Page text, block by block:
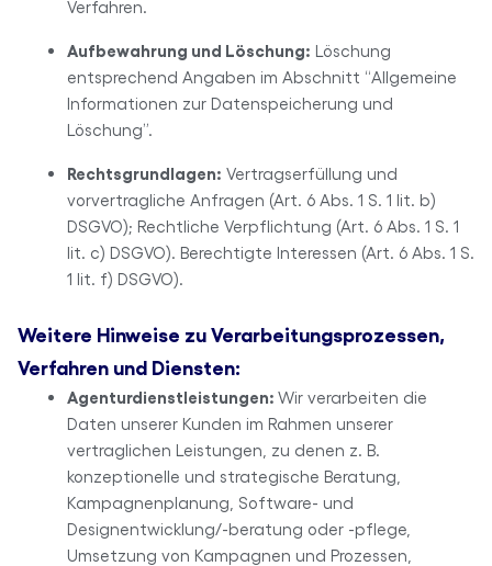
Verfahren.
Aufbewahrung und Löschung: Löschung
entsprechend Angaben im Abschnitt “Allgemeine
Informationen zur Datenspeicherung und
Löschung”.
Rechtsgrundlagen: Vertragserfüllung und
vorvertragliche Anfragen (Art. 6 Abs. 1 S. 1 lit. b)
DSGVO); Rechtliche Verpflichtung (Art. 6 Abs. 1 S. 1
lit. c) DSGVO). Berechtigte Interessen (Art. 6 Abs. 1 S.
1 lit. f) DSGVO).
Weitere Hinweise zu Verarbeitungsprozessen,
Verfahren und Diensten:
Agenturdienstleistungen: Wir verarbeiten die
Daten unserer Kunden im Rahmen unserer
vertraglichen Leistungen, zu denen z. B.
konzeptionelle und strategische Beratung,
Kampagnenplanung, Software- und
Designentwicklung/-beratung oder -pflege,
Umsetzung von Kampagnen und Prozessen,